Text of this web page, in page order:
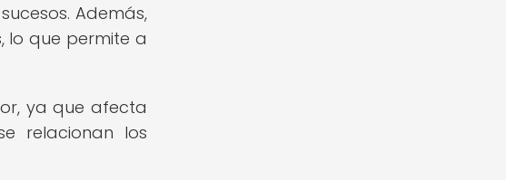
Además,
lo que permite a
ya que afecta
relacionan los